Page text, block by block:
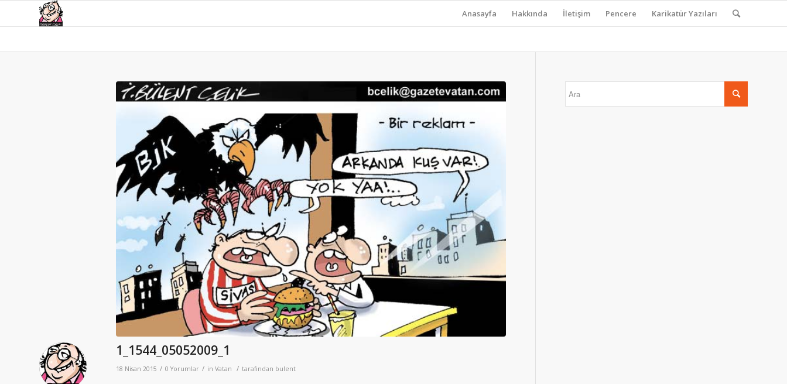
Anasayfa Hakkında İletişim Pencere Karikatür Yazıları
1_1544_05052009_1
18 Nisan 2015 / 0 Yorumlar / in Vatan / tarafından bulent